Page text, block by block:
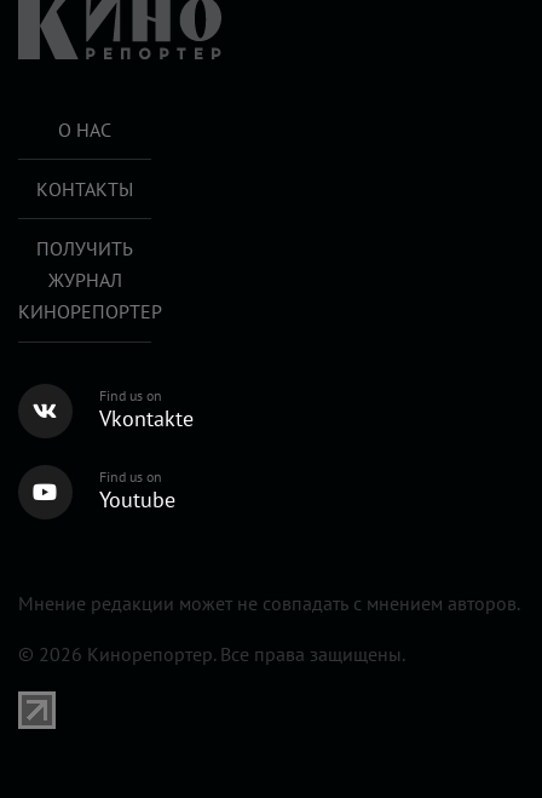
О НАС
КОНТАКТЫ
ПОЛУЧИТЬ
ЖУРНАЛ
КИНОРЕПОРТЕР
Find us on
Vkontakte
Find us on
Youtube
Мнение редакции может не совпадать с мнением авторов.
© 2026 Кинорепортер. Все права защищены.